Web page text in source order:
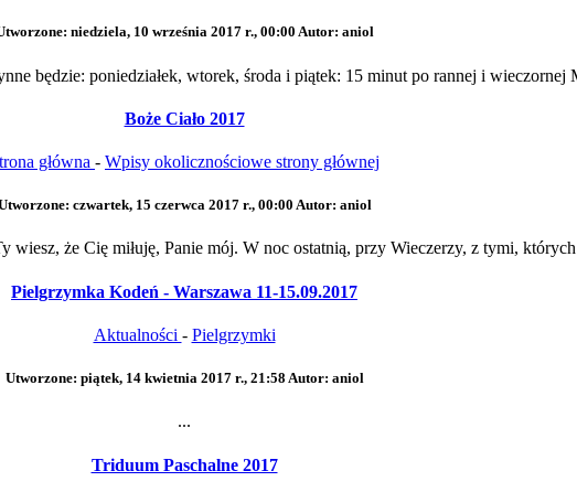
niedziela, 10 września 2017 r., 00:00 Autor: aniol
będzie: poniedziałek, wtorek, środa i piątek: 15 minut po rannej i
Boże Ciało 2017
główna - Wpisy okolicznościowe strony głównej
czwartek, 15 czerwca 2017 r., 00:00 Autor: aniol
że Cię miłuję, Panie mój. W noc ostatnią, przy Wieczerzy, z tymi,
Pielgrzymka Kodeń - Warszawa 11-15.09.2017
Aktualności - Pielgrzymki
Utworzone: piątek, 14 kwietnia 2017 r., 21:58 Autor: aniol
...
Triduum Paschalne 2017